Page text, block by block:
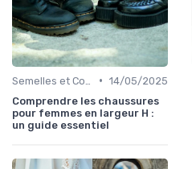
• 14/05/2025
Comprendre les chaussures
pour femmes en largeur H :
un guide essentiel